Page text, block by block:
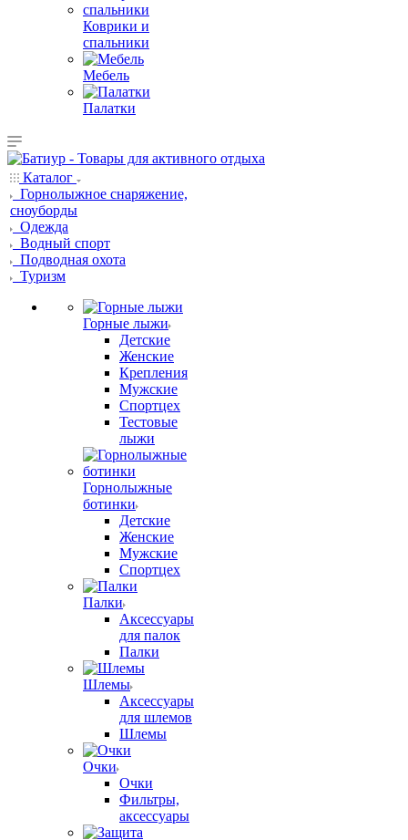
Коврики и
спальники
Мебель
Палатки
Каталог
Горнолыжное снаряжение,
сноуборды
Одежда
Водный спорт
Подводная охота
Туризм
Горные лыжи
Детские
Женские
Крепления
Мужские
Спортцех
Тестовые
лыжи
Горнолыжные
ботинки
Детские
Женские
Мужские
Спортцех
Палки
Аксессуары
для палок
Палки
Шлемы
Аксессуары
для шлемов
Шлемы
Очки
Очки
Фильтры,
аксессуары